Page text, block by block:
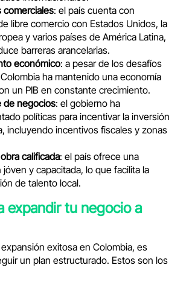
comerciales: el país cuenta con
libre comercio con Estados Unidos, la
y varios países de América Latina,
barreras arancelarias.
económico: a pesar de los desafíos
ha mantenido una economía
un PIB en constante crecimiento.
de negocios: el gobierno ha
políticas para incentivar la inversión
incluyendo incentivos fiscales y zonas
calificada: el país ofrece una
jóven y capacitada, lo que facilita la
de talento local.
expandir tu negocio a
expansión exitosa en Colombia, es
un plan estructurado. Estos son los